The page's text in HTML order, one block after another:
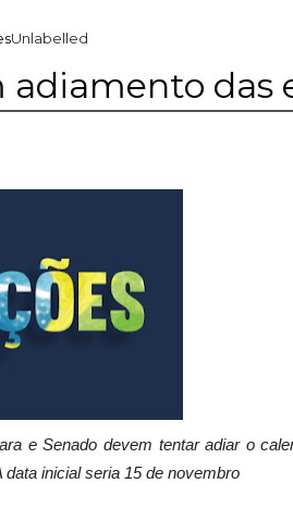
Unlabelled
das
e Senado devem tentar adiar o
inicial seria 15 de novembro